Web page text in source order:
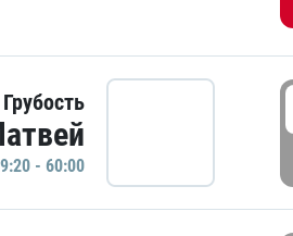
Грубость
- 60:00